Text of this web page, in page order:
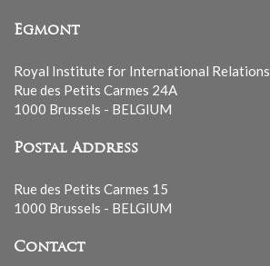
Egmont
Royal Institute for International Relations
Rue des Petits Carmes 24A
1000 Brussels - BELGIUM
Postal Address
Rue des Petits Carmes 15
1000 Brussels - BELGIUM
Contact